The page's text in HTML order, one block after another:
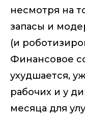
несмотря на
запасы и
(и
Финансовое
ухудшается,
рабочих и у
месяца для